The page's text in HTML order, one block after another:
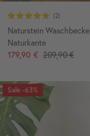
Naturstein
Naturkante
179,90 € 209,90 €
-63%